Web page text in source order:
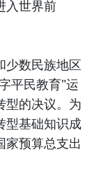
入世界前
少数民族地区
平民教育"运
型的决议。为
型基础知识成
家预算总支出